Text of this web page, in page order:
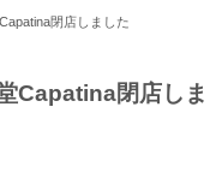
閉店しました
Capatina閉店しま